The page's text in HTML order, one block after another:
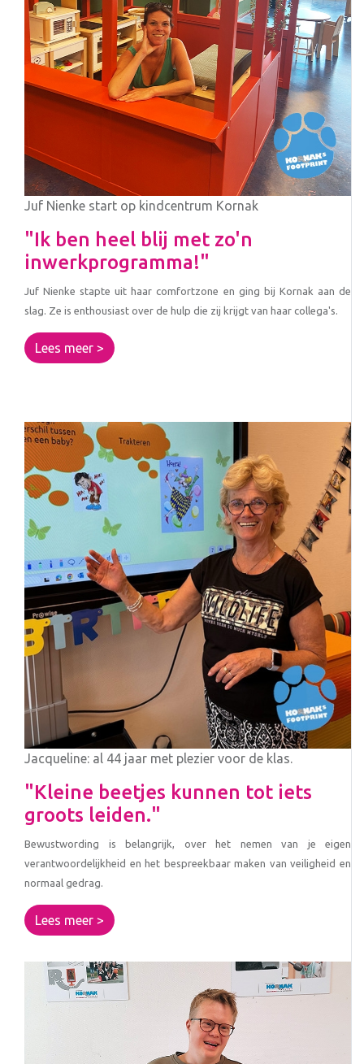
Juf Nienke start op kindcentrum Kornak
"Ik ben heel blij met zo'n
inwerkprogramma!"
Juf Nienke stapte uit haar comfortzone en ging bij Kornak aan de
slag. Ze is enthousiast over de hulp die zij krijgt van haar collega's.
Lees meer >
Jacqueline: al 44 jaar met plezier voor de klas.
"Kleine beetjes kunnen tot iets
groots leiden."
Bewustwording is belangrijk, over het nemen van je eigen
verantwoordelijkheid en het bespreekbaar maken van veiligheid en
normaal gedrag.
Lees meer >